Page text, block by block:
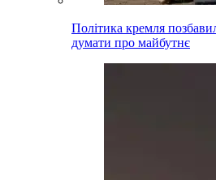
Політика кремля
думати про майбутнє